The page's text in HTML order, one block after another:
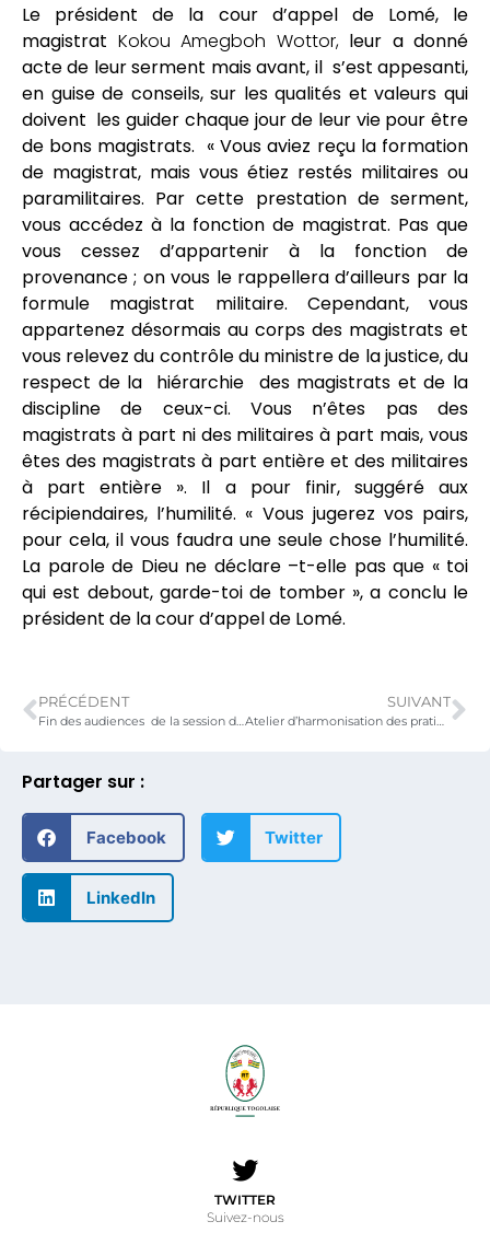
Partager sur :
Facebook Twitter
LinkedIn
Le président de la cour d’appel de Lomé, le
magistrat Kokou Amegboh Wottor,leur a donné
acte de leur serment mais avant, il s’est appesanti,
en guise de conseils, sur les qualités et valeurs qui
doivent les guider chaque jour de leur vie pour être
de bons magistrats. « Vous aviez reçu la formation
de magistrat, mais vous étiez restés militaires ou
paramilitaires. Par cette prestation de serment,
vous accédez à la fonction de magistrat. Pas que
vous cessez d’appartenir à la fonction de
provenance ; on vous le rappellera d’ailleurs par la
formule magistrat militaire. Cependant, vous
appartenez désormais au corps des magistrats et
vous relevez du contrôle du ministre de la justice, du
respect de la hiérarchie des magistrats et de la
discipline de ceux-ci. Vous n’êtes pas des
magistrats à part ni des militaires à part mais, vous
êtes des magistrats à part entière et des militaires
à part entière ». Il a pour finir, suggéré aux
récipiendaires, l’humilité. « Vous jugerez vos pairs,
pour cela, il vous faudra une seule chose l’humilité.
La parole de Dieu ne déclare –t-elle pas que « toi
qui est debout, garde-toi de tomber », a conclu le
président de la cour d’appel de Lomé.
PRÉCÉDENT
Fin des audiences de la session de Février 2023 de la cour d’assises de Kara.
SUIVANT
Atelier d’harmonisation des pratiques administratives relatives à l’établissement des pièces d’identité civile.
TWITTER
Suivez-nous